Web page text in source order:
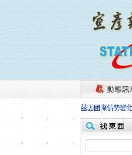
茲因國際情勢變
本網站免費註冊
HP、EPSON、
本網站免費註冊
匯款客戶請注意
本網站免費註冊